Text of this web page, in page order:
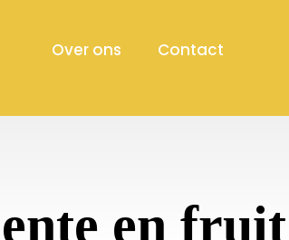
Over ons Contact
en fruit